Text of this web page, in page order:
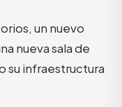
un nuevo
nueva sala de
su infraestructura